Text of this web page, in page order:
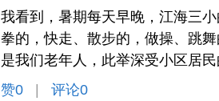
我看到，暑期每天早晚，江海三
拳的，快走、散步的，做操、跳
是我们老年人，此举深受小区居
赞0 评论0